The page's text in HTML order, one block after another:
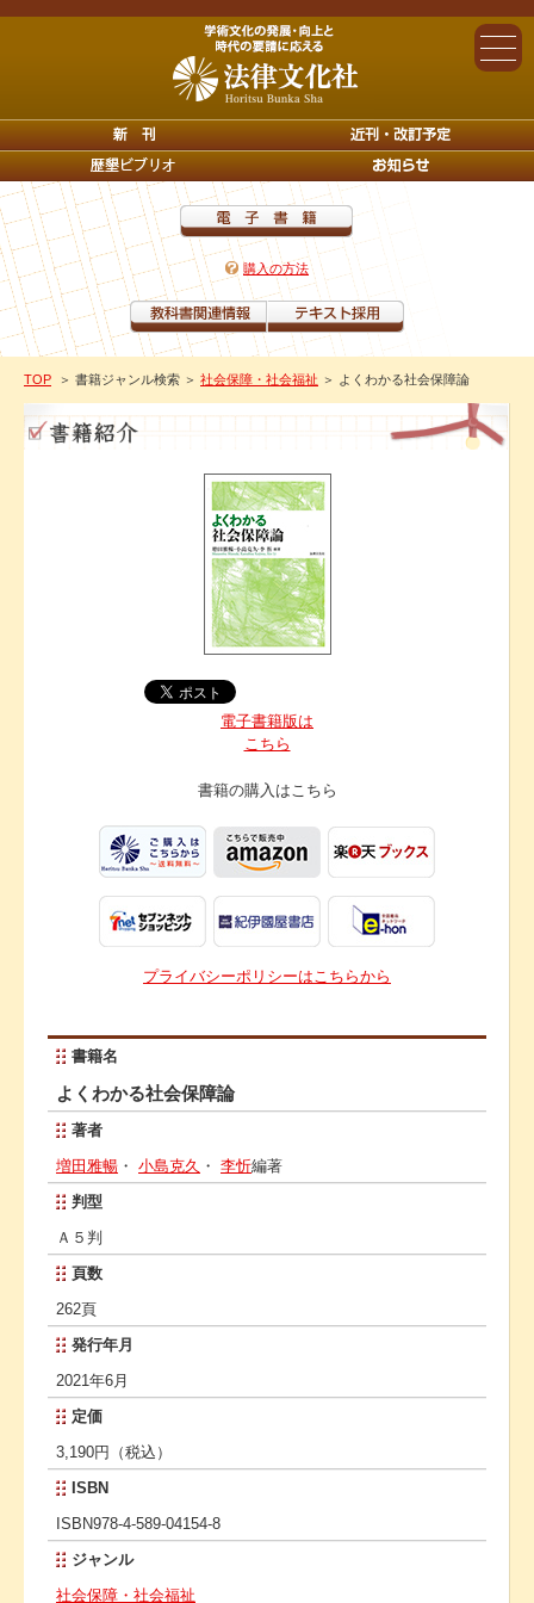
購入の方法
TOP ＞ 書籍ジャンル検索 ＞ 社会保障・社会福祉 ＞ よくわかる社会保障論
電子書籍版は
こちら
書籍の購入はこちら
プライバシーポリシーはこちらから
書籍名
よくわかる社会保障論
著者
増田雅暢 ・ 小島克久 ・ 李忻編著
判型
Ａ５判
頁数
262頁
発行年月
2021年6月
定価
3,190円（税込）
ISBN
ISBN978-4-589-04154-8
ジャンル
社会保障・社会福祉